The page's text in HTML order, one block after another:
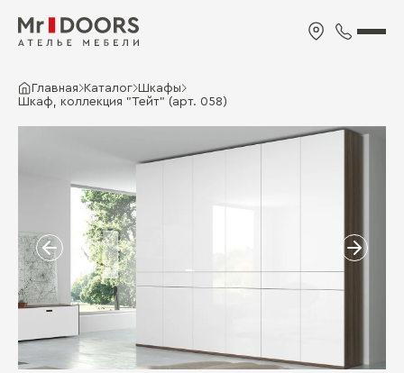
Главная Каталог Шкафы
Шкаф, коллекция "Тейт" (арт. 058)